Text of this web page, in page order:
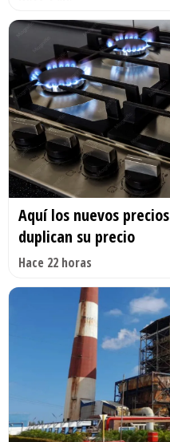
Aquí los nuevos
duplican su precio
Hace 22 horas